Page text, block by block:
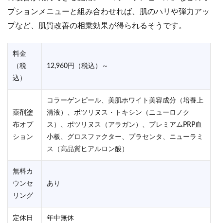
プションメニューと組み合わせれば、肌のハリや弾力アッ
プなど、肌質改善の相乗効果が得られるそうです。
料金
（税
込）
12,960円（税込）～
薬剤塗
布オプ
ション
コラーゲンピール、美肌ホワイト美容成分（培養上
清液）、ボツリヌス・トキシン（ニューロノク
ス）、ボツリヌス（アラガン）、プレミアムPRP血
小板、グロスファクター、プラセンタ、ニューラミ
ス（高品質ヒアルロン酸）
無料カ
ウンセ
リング
あり
定休日 年中無休